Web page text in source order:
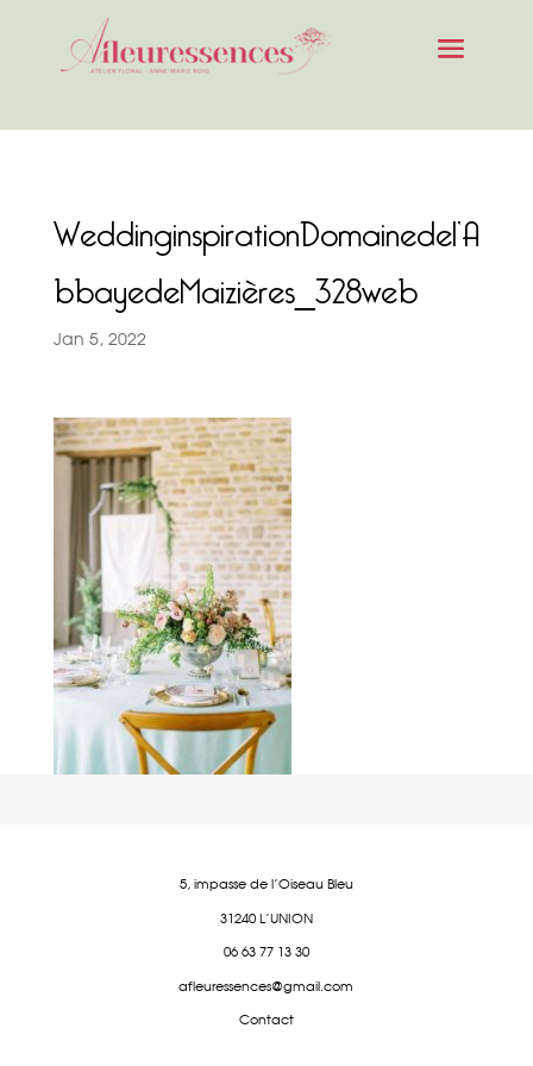
WeddinginspirationDomainedel’A
bbayedeMaizières_328web
Jan 5, 2022
5, impasse de l'Oiseau Bleu
31240 L'UNION
06 63 77 13 30
afleuressences@gmail.com
Contact